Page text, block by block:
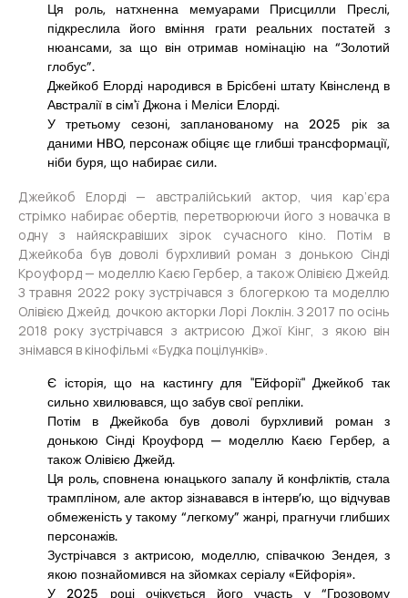
Ця роль, натхненна мемуарами Присцилли Преслі,
підкреслила його вміння грати реальних постатей з
нюансами, за що він отримав номінацію на “Золотий
глобус”.
Джейкоб Елорді народився в Брісбені штату Квінсленд в
Австралії в сім'ї Джона і Меліси Елорді.
У третьому сезоні, запланованому на 2025 рік за
даними HBO, персонаж обіцяє ще глибші трансформації,
ніби буря, що набирає сили.
Джейкоб Елорді — австралійський актор, чия кар’єра
стрімко набирає обертів, перетворюючи його з новачка в
одну з найяскравіших зірок сучасного кіно. Потім в
Джейкоба був доволі бурхливий роман з донькою Сінді
Кроуфорд — моделлю Каєю Гербер, а також Олівією Джейд.
З травня 2022 року зустрічався з блогеркою та моделлю
Олівією Джейд, дочкою акторки Лорі Локлін. З 2017 по осінь
2018 року зустрічався з актрисою Джої Кінг, з якою він
знімався в кінофільмі «Будка поцілунків».
Є історія, що на кастингу для "Ейфорії" Джейкоб так
сильно хвилювався, що забув свої репліки.
Потім в Джейкоба був доволі бурхливий роман з
донькою Сінді Кроуфорд — моделлю Каєю Гербер, а
також Олівією Джейд.
Ця роль, сповнена юнацького запалу й конфліктів, стала
трампліном, але актор зізнавався в інтерв’ю, що відчував
обмеженість у такому “легкому” жанрі, прагнучи глибших
персонажів.
Зустрічався з актрисою, моделлю, співачкою Зендея, з
якою познайомився на зйомках серіалу «Ейфорія».
У 2025 році очікується його участь у “Грозовому